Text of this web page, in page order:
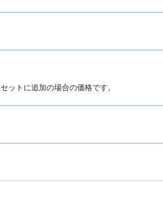
ットに追加の場合の価格です。